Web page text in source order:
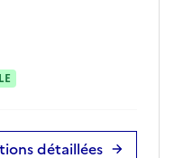
détaillées